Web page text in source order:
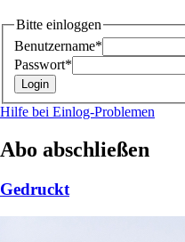
Bitte einloggen
Benutzername*
Passwort*
Hilfe bei Einlog-Problemen
Abo abschließen
Gedruckt